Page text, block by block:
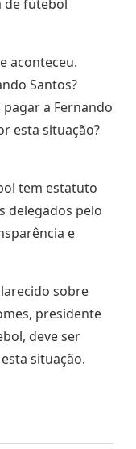
de futebol
aconteceu.
Santos?
a Fernando
esta situação?
tem estatuto
delegados pelo
e
sobre
presidente
deve ser
situação.